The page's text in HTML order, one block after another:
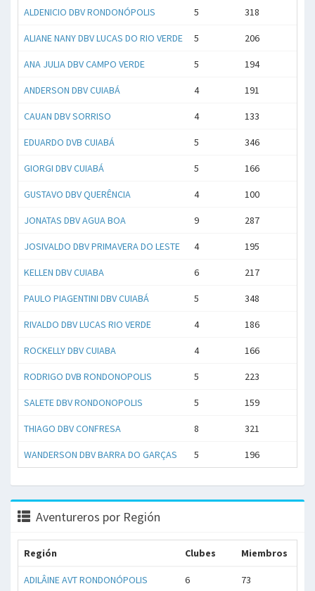
ALDENICIO DBV RONDONÓPOLIS 5 318
ALIANE NANY DBV LUCAS DO RIO VERDE 5 206
ANA JULIA DBV CAMPO VERDE 5 194
ANDERSON DBV CUIABÁ 4 191
CAUAN DBV SORRISO 4 133
EDUARDO DVB CUIABÁ 5 346
GIORGI DBV CUIABÁ 5 166
GUSTAVO DBV QUERÊNCIA 4 100
JONATAS DBV AGUA BOA 9 287
JOSIVALDO DBV PRIMAVERA DO LESTE 4 195
KELLEN DBV CUIABA 6 217
PAULO PIAGENTINI DBV CUIABÁ 5 348
RIVALDO DBV LUCAS RIO VERDE 4 186
ROCKELLY DBV CUIABA 4 166
RODRIGO DVB RONDONOPOLIS 5 223
SALETE DBV RONDONOPOLIS 5 159
THIAGO DBV CONFRESA 8 321
WANDERSON DBV BARRA DO GARÇAS 5 196
Aventureros por Región
Región Clubes Miembros
ADILÂINE AVT RONDONÓPOLIS 6 73